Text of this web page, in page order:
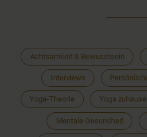
Achtsamkeit & Bewusstsein
Interviews
Yoga-Theorie Yoga
Mentale Gesundheit